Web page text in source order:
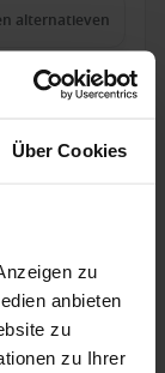
Über Cookies
zu
anbieten
zu
zu Ihrer
alternatieven
van Suite